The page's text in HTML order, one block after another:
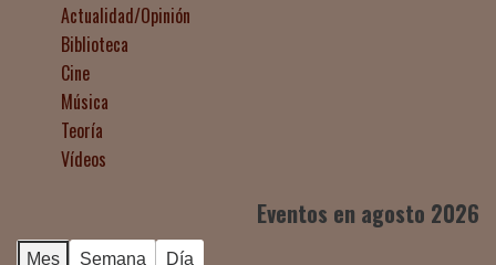
Actualidad/Opinión
Biblioteca
Cine
Música
Teoría
Vídeos
Eventos en agosto 2026
Mes Semana Día